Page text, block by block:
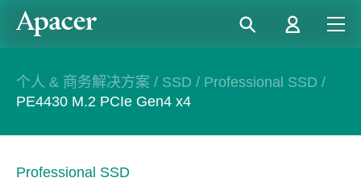
个人 & 商务解决方案 / SSD / Professional SSD /
PE4430 M.2 PCIe Gen4 x4
Professional SSD